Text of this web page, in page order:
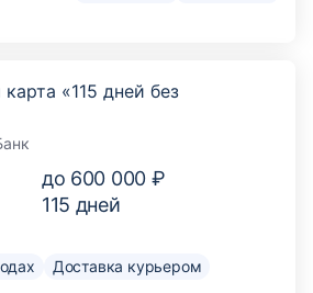
«115 дней без
до 600 000 ₽
115 дней
Доставка курьером